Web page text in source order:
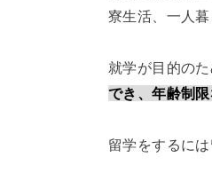
寮生活、一人
就学が目的の
でき、年齢制限
留学をするに